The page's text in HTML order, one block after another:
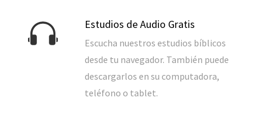
Estudios de Audio Gratis
Escucha nuestros estudios bíblicos
desde tu navegador. También puede
descargarlos en su computadora,
teléfono o tablet.